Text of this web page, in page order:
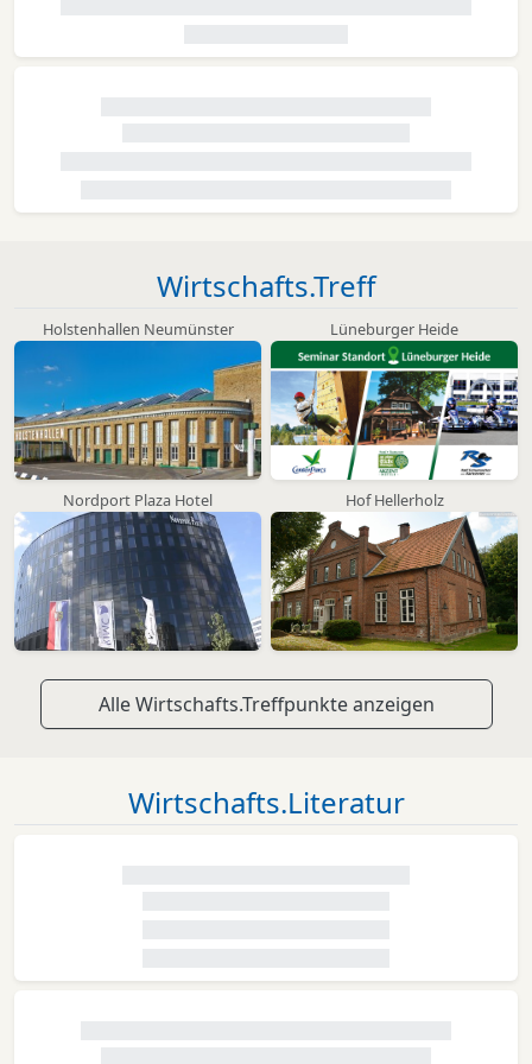
Wirtschafts.Treff
Holstenhallen Neumünster Lüneburger Heide
Nordport Plaza Hotel Hof Hellerholz
Alle Wirtschafts.Treffpunkte anzeigen
Wirtschafts.Literatur